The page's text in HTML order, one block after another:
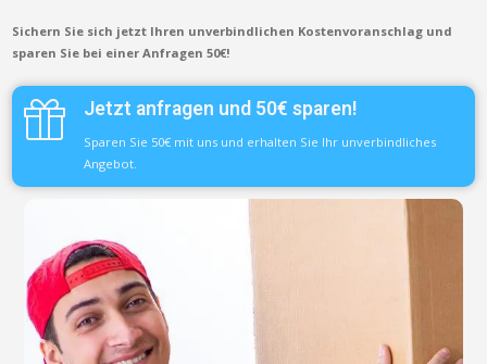
Sichern Sie sich jetzt Ihren unverbindlichen Kostenvoranschlag und
sparen Sie bei einer Anfragen 50€!
Jetzt anfragen und 50€ sparen!
Sparen Sie 50€ mit uns und erhalten Sie Ihr unverbindliches
Angebot.